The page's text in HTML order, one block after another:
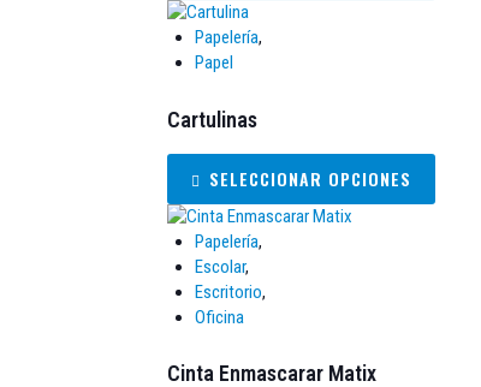
Papelería,
Papel
Cartulinas
SELECCIONAR OPCIONES
Papelería,
Escolar,
Escritorio,
Oficina
Cinta Enmascarar Matix